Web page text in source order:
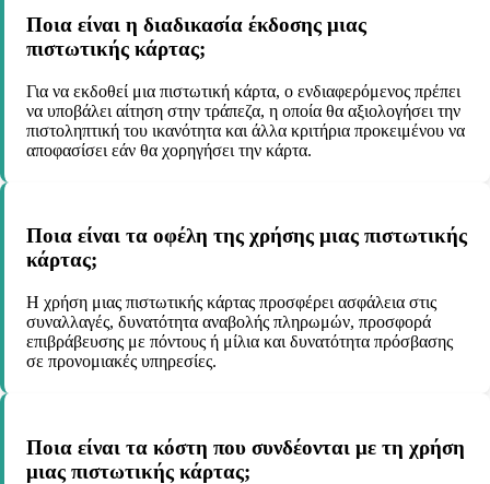
Ποια είναι η διαδικασία έκδοσης μιας
πιστωτικής κάρτας;
Για να εκδοθεί μια πιστωτική κάρτα, ο ενδιαφερόμενος πρέπει
να υποβάλει αίτηση στην τράπεζα, η οποία θα αξιολογήσει την
πιστοληπτική του ικανότητα και άλλα κριτήρια προκειμένου να
αποφασίσει εάν θα χορηγήσει την κάρτα.
Ποια είναι τα οφέλη της χρήσης μιας πιστωτικής
κάρτας;
Η χρήση μιας πιστωτικής κάρτας προσφέρει ασφάλεια στις
συναλλαγές, δυνατότητα αναβολής πληρωμών, προσφορά
επιβράβευσης με πόντους ή μίλια και δυνατότητα πρόσβασης
σε προνομιακές υπηρεσίες.
Ποια είναι τα κόστη που συνδέονται με τη χρήση
μιας πιστωτικής κάρτας;